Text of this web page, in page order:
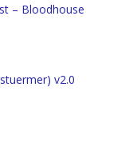
– Bloodhouse
v2.0